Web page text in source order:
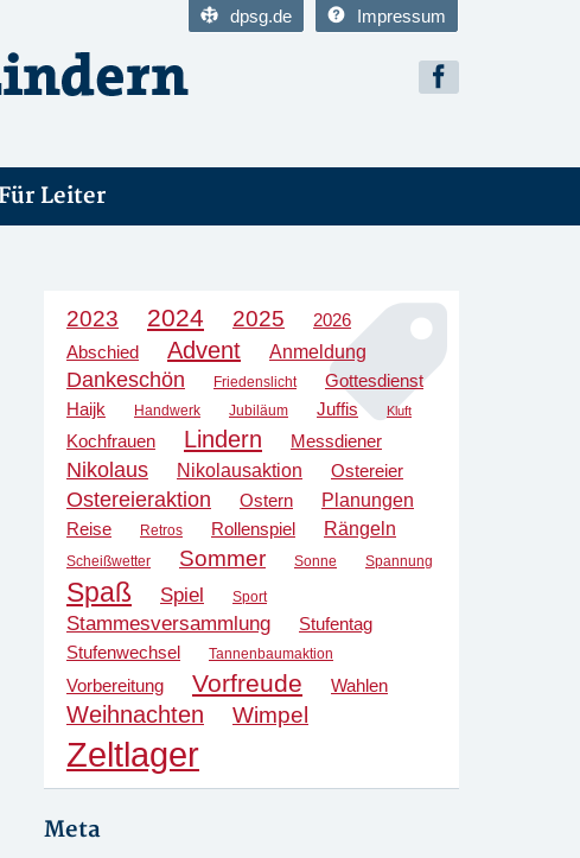
dpsg.de Impressum
Leiter
2023 2024 2025 2026
Abschied Advent Anmeldung
Dankeschön Friedenslicht
Gottesdienst
Haijk
Handwerk Jubiläum Juffis Kluft
Kochfrauen Lindern Messdiener
Nikolaus Nikolausaktion Ostereier
Ostereieraktion Ostern Planungen
Reise Retros Rollenspiel Rängeln
Scheißwetter Sommer Sonne Spannung
Spaß Spiel Sport
Stammesversammlung Stufentag
Stufenwechsel Tannenbaumaktion
Vorbereitung Vorfreude Wahlen
Weihnachten Wimpel
Zeltlager
Meta